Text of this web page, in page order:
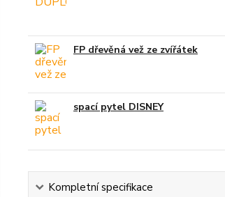
FP dřevěná vež ze zvířátek
spací pytel DISNEY
Kompletní specifikace